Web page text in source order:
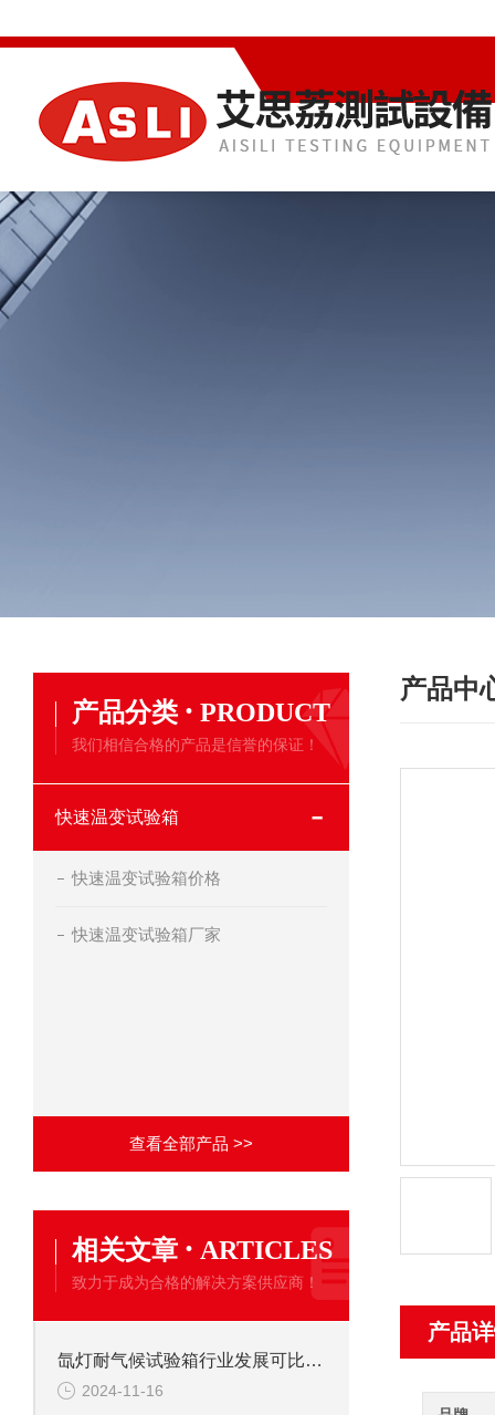
产品分类 · PRODUCT
我们相信合格的产品是信誉的保证！
快速温变试验箱
快速温变试验箱价格
快速温变试验箱厂家
查看全部产品 >>
相关文章 · ARTICLES
致力于成为合格的解决方案供应商！
氙灯耐气候试验箱行业发展可比作房屋建设
2024-11-16
产品中
产品